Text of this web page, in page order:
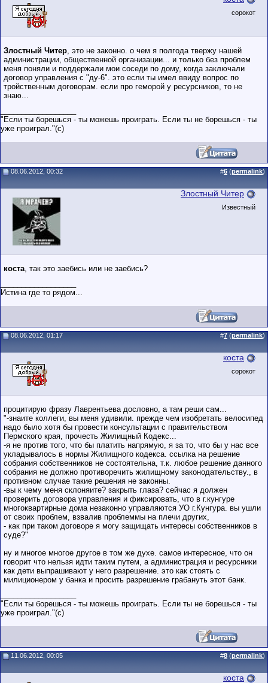
сорокот
Злостный Читер, это не законно. о чем я полгода твержу нашей
администрации, общественной организации... и только без проблем
меня поняли и поддержали мои соседи по дому, когда заключали
договор управления с "ду-6". это если ты имел ввиду вопрос по
тройственным договорам. если про геморой у ресурсников, то не
знаю...
"Если ты борешься - ты можешь проиграть. Если ты не борешься - ты
уже проиграл."(c)
08.06.2012, 00:32 #6 (permalink)
Злостный Читер
Известный
коста, так это заебись или не заебись?
Истина где то рядом...
08.06.2012, 01:17 #7 (permalink)
коста
сорокот
процитирую фразу Лаврентьева дословно, а там реши сам...
"-знаите коллеги, вы меня удивили. прежде чем изобретать велосипед
надо было хотя бы провести консультации с правительством
Пермского края, прочесть Жилищный Кодекс...
-я не против того, что бы платить напрямую, я за то, что бы у нас все
укладывалось в нормы Жилищного кодекса. ссылка на решение
собрания собственников не состоятельна, т.к. любое решение данного
собрания не должно противоречить жилищному законодательству., в
противном случае такие решения не законны.
-вы к чему меня склоняите? закрыть глаза? сейчас я должен
проверить договора управления и фиксировать, что в г.кунгуре
многоквартирные дома незаконно управляются УО г.Кунгура. вы ушли
от своих проблем, взвалив проблеммы на плечи других,
- как при таком договоре я могу защищать интересы собственников в
суде?"
ну и многое многое другое в том же духе. самое интересное, что он
говорит что нельзя идти таким путем, а администрация и ресурсники
как дети выпрашивают у него разрешение. это как стоять с
милиционером у банка и просить разрешение грабануть этот банк.
"Если ты борешься - ты можешь проиграть. Если ты не борешься - ты
уже проиграл."(c)
11.06.2012, 00:05 #8 (permalink)
коста